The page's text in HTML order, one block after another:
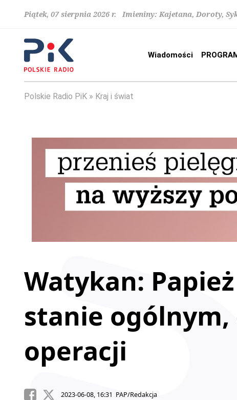
Piątek, 07 sierpnia 2026 r. Imieniny: Kajetana, Doroty,
Wiadomości
Polskie Radio PiK Kraj i świat
Watykan:
stanie ogólnym,
operacji
2023-06-08, 16:31 PAP/Redakcja